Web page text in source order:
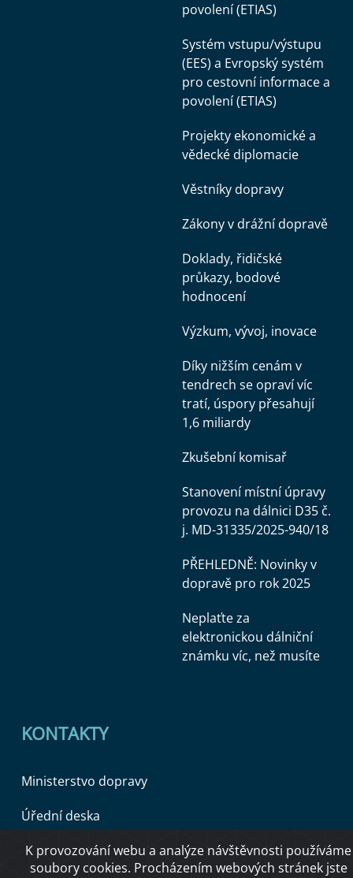
povolení (ETIAS)
Systém vstupu/výstupu
(EES) a Evropský systém
pro cestovní informace a
povolení (ETIAS)
Projekty ekonomické a
vědecké diplomacie
Věstníky dopravy
Zákony v drážní dopravě
Doklady, řidičské
průkazy, bodové
hodnocení
Výzkum, vývoj, inovace
Díky nižším cenám v
tendrech se opraví víc
tratí, úspory přesahují
1,6 miliardy
Zkušební komisař
Stanovení místní úpravy
provozu na dálnici D35 č.
j. MD-31335/2025-940/18
PŘEHLEDNĚ: Novinky v
dopravě pro rok 2025
Neplaťte za
elektronickou dálniční
známku víc, než musíte
KONTAKTY
Ministerstvo dopravy
Úřední deska
K provozování webu a analýze návštěvnosti používáme
soubory cookies. Procházením webových stránek jste